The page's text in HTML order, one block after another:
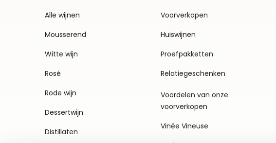
Alle wijnen
Mousserend
Witte wijn
Rosé
Rode wijn
Dessertwijn
Distillaten
Voorverkopen
Huiswijnen
Proefpakketten
Relatiegeschenken
Voordelen van onze
voorverkopen
Vinée Vineuse